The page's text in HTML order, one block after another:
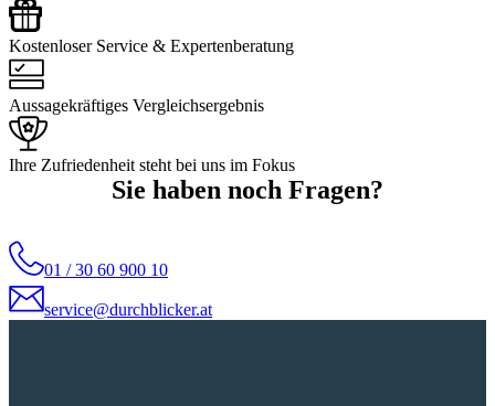
Kostenloser Service & Expertenberatung
Aussagekräftiges Vergleichsergebnis
Ihre Zufriedenheit steht bei uns im Fokus
Sie haben noch Fragen?
01 / 30 60 900 10
service@durchblicker.at